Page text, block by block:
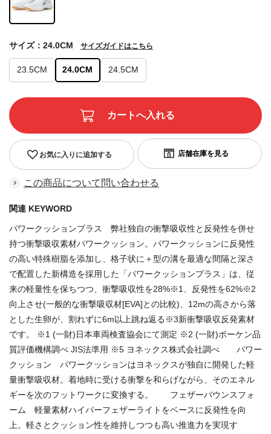
23.5CM 24.0CM 24.5CM
サイズ：24.0CM サイズガイドはこちら
お気に入りに追加する
この商品について問い合わせる
関連 KEYWORD
パワークッションプラス 弊社独自の衝撃吸収性と反発性を併せ
持つ衝撃吸収素材パワークッション。パワークッションに反発性
の高い特殊樹脂を添加し、格子状に＋型の溝を最適な間隔と深さ
で配置した新構造を採用した「パワークッションプラス」は、従
来の軽量性を保ちつつ、衝撃吸収性を28%※1、反発性を62%※2
向上させ(一般的な衝撃吸収材[EVA]との比較)、12mの高さから落
とした生卵が、割れずに6m以上跳ね返る※3新衝撃吸収反発素材
です。 ※1 (一財)日本車両検査協会にて測定 ※2 (一財)ボーケン品
質評価機構調べ JIS法準用 ※5 ヨネックス株式会社調べ パワー
クッション パワークッションはヨネックスが独自に開発した軽
量衝撃吸収材。着地時に受ける衝撃を和らげながら、そのエネル
ギーを次のフットワークに変換する。 フェザーバウンスフォ
ーム 軽量素材ハイパーフェザーライトをベースに反発性を向
上。軽さとクッション性を維持しつつも高い推進力を実現す